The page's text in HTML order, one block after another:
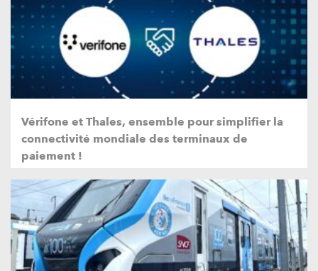
Vérifone et Thales, ensemble pour simplifier la
connectivité mondiale des terminaux de
paiement !